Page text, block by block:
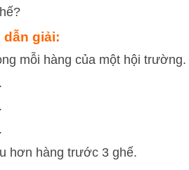
giải:
mỗi hàng của một hội trường.
hơn hàng trước 3 ghế.